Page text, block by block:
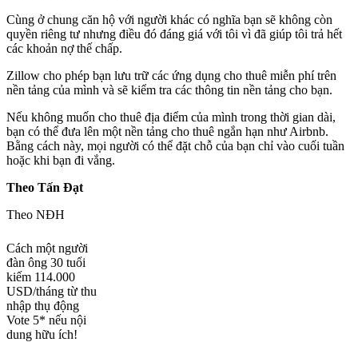
Cùng ở chung căn hộ với người khác có nghĩa bạn sẽ không còn
quyền riêng tư nhưng điều đó đáng giá với tôi vì đã giúp tôi trả hết
các khoản nợ thế chấp.
Zillow cho phép bạn lưu trữ các ứng dụng cho thuê miễn phí trên
nền tảng của mình và sẽ kiểm tra các thông tin nền tảng cho bạn.
Nếu không muốn cho thuê địa điểm của mình trong thời gian dài,
bạn có thể đưa lên một nền tảng cho thuê ngắn hạn như Airbnb.
Bằng cách này, mọi người có thể đặt chỗ của bạn chỉ vào cuối tuần
hoặc khi bạn đi vắng.
Theo Tấn Đạt
Theo NĐH
Cách một người
đàn ông 30 tuổi
kiếm 114.000
USD/tháng từ thu
nhập thụ động
Vote 5* nếu nội
dung hữu ích!